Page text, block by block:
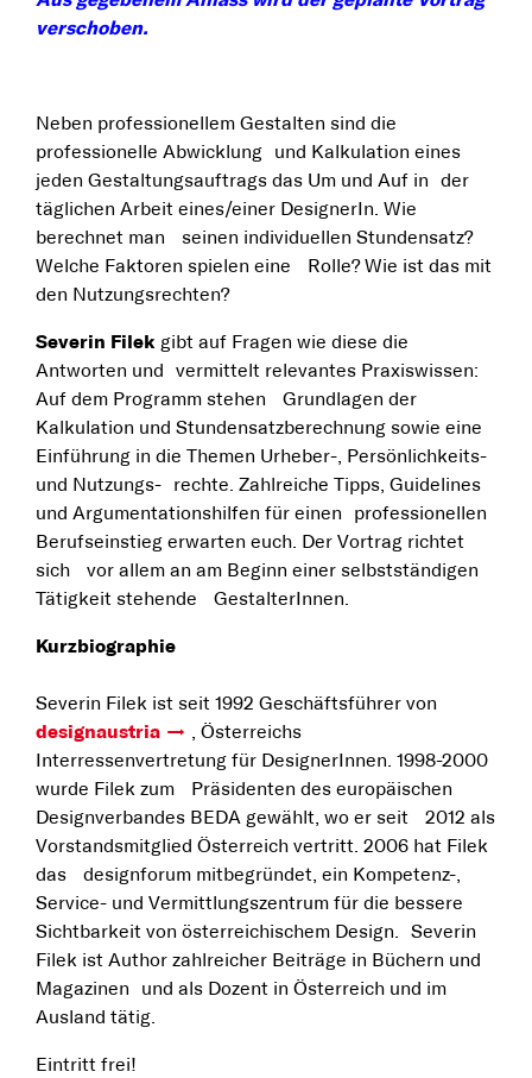
verschoben.
Neben professionellem Gestalten sind die
professionelle Abwicklung und Kalkulation eines
jeden Gestaltungsauftrags das Um und Auf in der
täglichen Arbeit eines/einer DesignerIn. Wie
berechnet man seinen individuellen Stundensatz?
Welche Faktoren spielen eine Rolle? Wie ist das mit
den Nutzungsrechten?
Severin Filek gibt auf Fragen wie diese die
Antworten und vermittelt relevantes Praxiswissen:
Auf dem Programm stehen Grundlagen der
Kalkulation und Stundensatzberechnung sowie eine
Einführung in die Themen Urheber-, Persönlichkeits-
und Nutzungs- rechte. Zahlreiche Tipps, Guidelines
und Argumentationshilfen für einen professionellen
Berufseinstieg erwarten euch. Der Vortrag richtet
sich vor allem an am Beginn einer selbstständigen
Tätigkeit stehende GestalterInnen.
Kurzbiographie
Severin Filek ist seit 1992 Geschäftsführer von
designaustria
, Österreichs
Interressenvertretung für DesignerInnen. 1998-2000
wurde Filek zum Präsidenten des europäischen
Designverbandes BEDA gewählt, wo er seit 2012 als
Vorstandsmitglied Österreich vertritt. 2006 hat Filek
das designforum mitbegründet, ein Kompetenz-,
Service- und Vermittlungszentrum für die bessere
Sichtbarkeit von österreichischem Design. Severin
Filek ist Author zahlreicher Beiträge in Büchern und
Magazinen und als Dozent in Österreich und im
Ausland tätig.
Eintritt frei!